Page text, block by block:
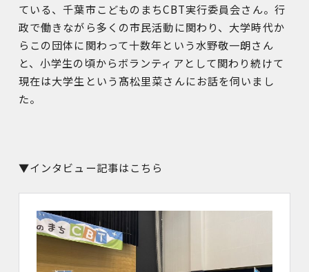
ている、千葉市こどものまちCBT実行委員会さん。行
政で働きながら多くの市民活動に関わり、大学時代か
らこの団体に関わって十数年という水野敬一朗さん
と、小学生の頃からボランティアとして関わり続けて
現在は大学生という髙松里菜さんにお話を伺いまし
た。
▼インタビュー記事はこちら